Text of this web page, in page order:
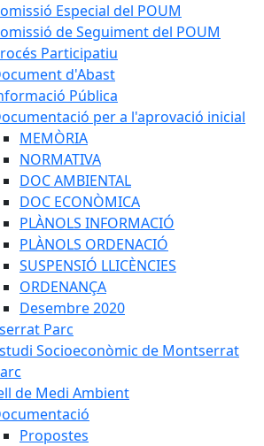
Especial del POUM
de Seguiment del POUM
Participatiu
d'Abast
Pública
per a l'aprovació inicial
MEMÒRIA
NORMATIVA
DOC AMBIENTAL
DOC ECONÒMICA
PLÀNOLS INFORMACIÓ
PLÀNOLS ORDENACIÓ
SUSPENSIÓ LLICÈNCIES
ORDENANÇA
Desembre 2020
Parc
Socioeconòmic de Montserrat
de Medi Ambient
Propostes